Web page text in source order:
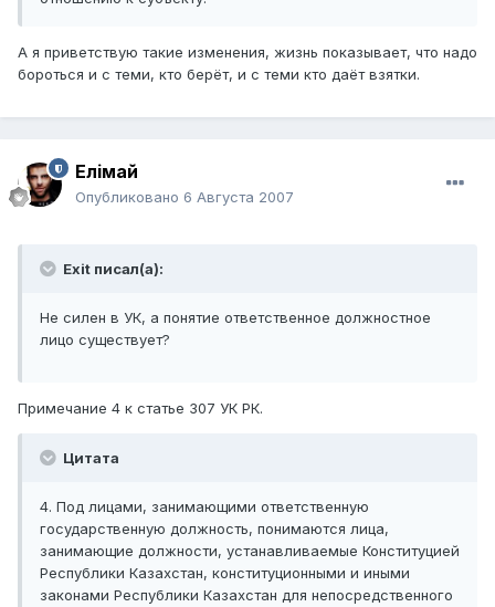
А я приветствую такие изменения, жизнь показывает, что надо
бороться и с теми, кто берёт, и с теми кто даёт взятки.
Елiмай
Опубликовано 6 Августа 2007
Exit писал(а):
Не силен в УК, а понятие ответственное должностное
лицо существует?
Примечание 4 к статье 307 УК РК.
Цитата
4. Под лицами, занимающими ответственную
государственную должность, понимаются лица,
занимающие должности, устанавливаемые Конституцией
Республики Казахстан, конституционными и иными
законами Республики Казахстан для непосредственного